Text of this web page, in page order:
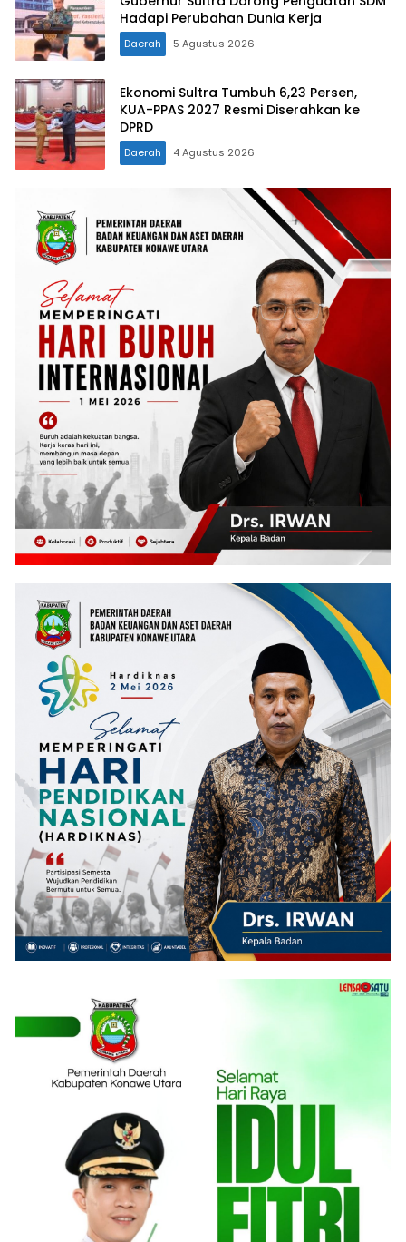
Hadapi Perubahan Dunia Kerja
Daerah 5 Agustus 2026
Ekonomi Sultra Tumbuh 6,23 Persen,
KUA-PPAS 2027 Resmi Diserahkan ke
DPRD
Daerah 4 Agustus 2026